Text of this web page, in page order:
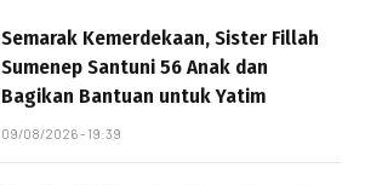
Semarak Kemerdekaan, Sister Fillah
Sumenep Santuni 56 Anak dan
Bagikan Bantuan untuk Yatim
09/08/2026 - 19:39